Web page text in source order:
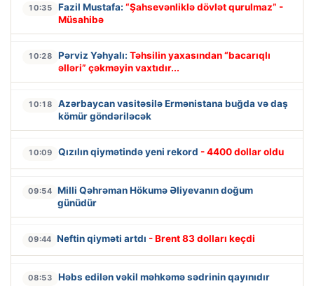
10:35 Fazil Mustafa: “Şahsevənliklə dövlət qurulmaz” -
Müsahibə
10:28 Pərviz Yəhyalı: Təhsilin yaxasından “bacarıqlı
əlləri” çəkməyin vaxtıdır...
10:18
Azərbaycan vasitəsilə Ermənistana buğda və daş
kömür göndəriləcək
10:09 Qızılın qiymətində yeni rekord - 4400 dollar oldu
09:54 Milli Qəhrəman Hökumə Əliyevanın doğum
günüdür
09:44 Neftin qiyməti artdı - Brent 83 dolları keçdi
08:53 Həbs edilən vəkil məhkəmə sədrinin qayınıdır